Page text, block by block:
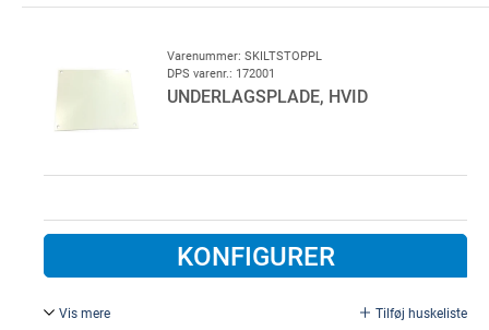
Varenummer: SKILTSTOPPL
DPS varenr.: 172001
UNDERLAGSPLADE, HVID
KONFIGURER
Vis mere Tilføj huskeliste